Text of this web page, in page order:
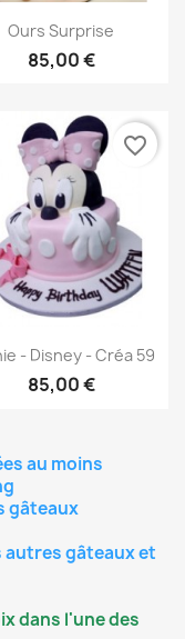
Aperçu rapide
Ours Surprise
85,00 €
Aperçu rapide
- Disney - Créa 59
85,00 €
favorite_border
au moins
gâteaux
autres gâteaux et
dans l'une des